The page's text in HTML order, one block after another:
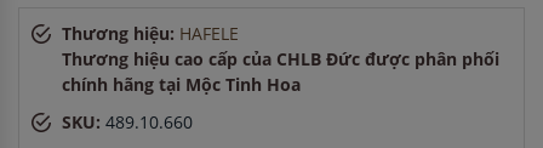
Anh Minh-ở Cần Thơ đã mua chậu vòi rửa bát cách đây 3
Thương hiệu: HAFELE
Thương hiệu cao cấp của CHLB Đức được phân phối
chính hãng tại Mộc Tinh Hoa
SKU: 489.10.660